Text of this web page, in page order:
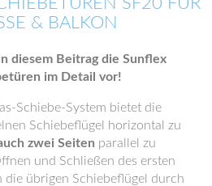
& BALKON
diesem Beitrag die Sunflex
im Detail vor!
Schiebe-System bietet die
Schiebeflügel horizontal zu
zwei Seiten parallel zu
und Schließen des ersten
die übrigen Schiebeflügel durch